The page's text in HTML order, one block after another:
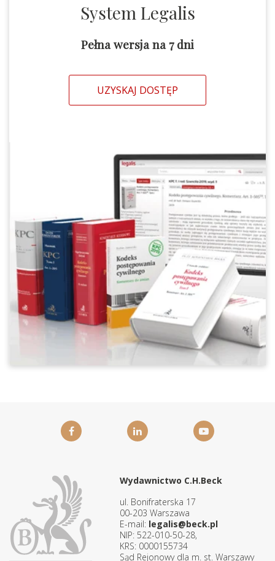
System Legalis
Pełna wersja na 7 dni
UZYSKAJ DOSTĘP
Wydawnictwo C.H.Beck
ul. Bonifraterska 17
00-203 Warszawa
E-mail: legalis@beck.pl
NIP: 522-010-50-28,
KRS: 0000155734
Sąd Rejonowy dla m. st. Warszawy